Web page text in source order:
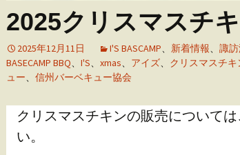
2025クリスマスチ
2025年12月11日 I'S BASCAMP、 新着情報、 諏
BASECAMP BBQ、 I'S、 xmas、 アイズ、 クリスマスチキ
ュー、 信州バーベキュー協会
クリスマスチキンの販売について
い。